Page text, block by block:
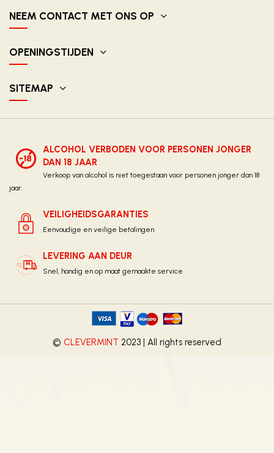
NEEM CONTACT MET ONS OP
OPENINGSTIJDEN
SITEMAP
ALCOHOL VERBODEN VOOR PERSONEN JONGER
DAN 18 JAAR
Verkoop van alcohol is niet toegestaan voor personen jonger dan 18
jaar.
VEILIGHEIDSGARANTIES
Eenvoudige en veilige betalingen
LEVERING AAN DEUR
Snel, handig en op maat gemaakte service
© CLEVERMINT 2023 | All rights reserved